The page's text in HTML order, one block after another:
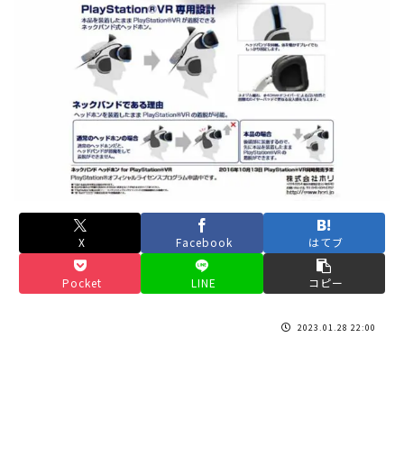
Powered by livedoor 相互RSS
X Facebook はてブ
Pocket LINE コピー
2023.01.28 22:00